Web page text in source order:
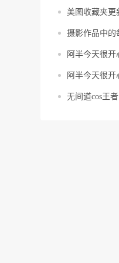
美图收藏夹更
摄影作品中的
阿半今天很
阿半今天很开
无间道cos王